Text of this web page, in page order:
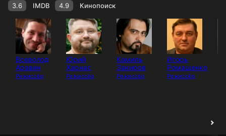
3.6 IMDB 4.9 Кинопоиск
Всеволод
Аравин
Режиссёр
Юрий
Харнас
Режиссёр
Камиль
Закиров
Режиссёр
Игорь
Ромащенко
Режиссёр